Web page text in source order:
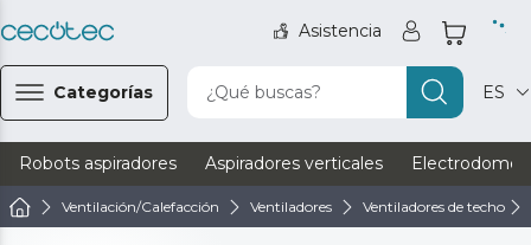
Asistencia
Categorías ¿Qué buscas? ES
Robots aspiradores Aspiradores verticales
Ventilación/Calefacción Ventiladores Ventiladores de techo